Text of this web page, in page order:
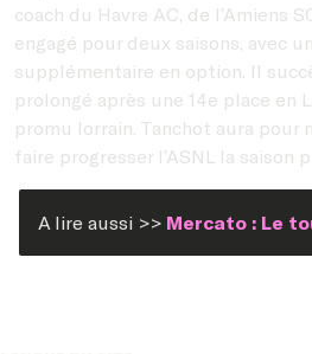
coach du Havre AC, de l’Amiens
engagé pour deux saisons, avec
supplémentaire en option. Il
prolongé après une 14e place en
promu lorrain. Tanchot aura pour
faire progresser l’ASNL la saison
A lire aussi >> Mercato : Le